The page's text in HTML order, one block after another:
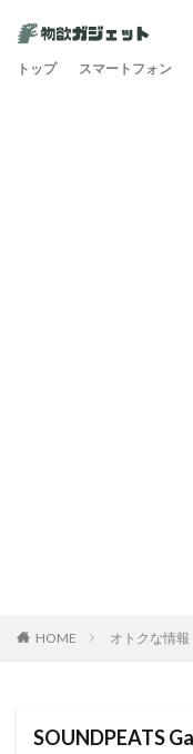
トップ スマートフォン
HOME オトクな情報
SOUNDPEATS